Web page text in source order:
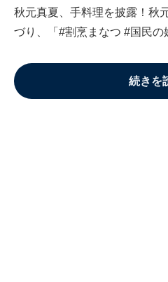
秋元真夏、手料理を披露！秋
づり、「#割烹まなつ #国民の
続きを